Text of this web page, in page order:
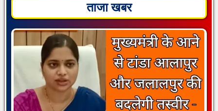
ताजा खबर